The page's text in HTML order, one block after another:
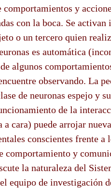
comportamientos y
con la boca. Se activan
o un tercero quien
es automática
algunos
observando. La
de neuronas espejo y
de la
a cara) puede arrojar
conscientes frente a
comportamiento y
la naturaleza del
equipo de investigación